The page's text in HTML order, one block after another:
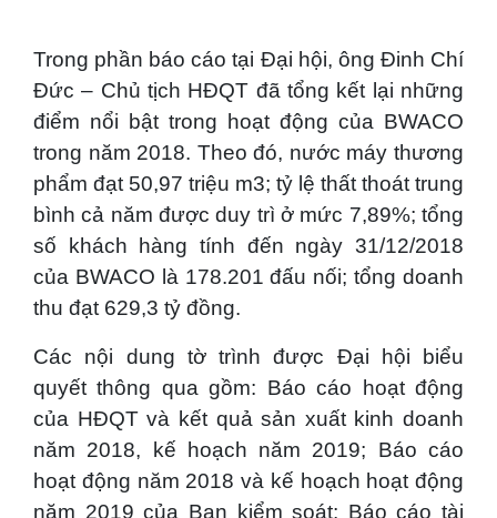
Trong phần báo cáo tại Đại hội, ông Đinh Chí
Đức – Chủ tịch HĐQT đã tổng kết lại những
điểm nổi bật trong hoạt động của BWACO
trong năm 2018. Theo đó, nước máy thương
phẩm đạt 50,97 triệu m3; tỷ lệ thất thoát trung
bình cả năm được duy trì ở mức 7,89%; tổng
số khách hàng tính đến ngày 31/12/2018
của BWACO là 178.201 đấu nối; tổng doanh
thu đạt 629,3 tỷ đồng.
Các nội dung tờ trình được Đại hội biểu
quyết thông qua gồm: Báo cáo hoạt động
của HĐQT và kết quả sản xuất kinh doanh
năm 2018, kế hoạch năm 2019; Báo cáo
hoạt động năm 2018 và kế hoạch hoạt động
năm 2019 của Ban kiểm soát; Báo cáo tài